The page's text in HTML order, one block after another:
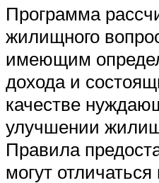
Программа
жилищного
имеющим
дохода и
качестве
улучшении
Правила
могут